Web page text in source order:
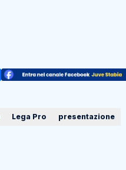
Lega Pro presentazione